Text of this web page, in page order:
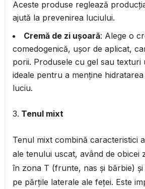
Aceste produse reglează
ajută la prevenirea luciului.
Cremă de zi ușoară: Alege o
comedogenică, ușor de aplicat,
porii. Produsele cu gel sau texturi
ideale pentru a menține
luciu.
Tenul mixt
Tenul mixt combină caracteristici
ale tenului uscat, având de obicei
în zona T (frunte, nas și bărbie) și
pe părțile laterale ale feței. Este